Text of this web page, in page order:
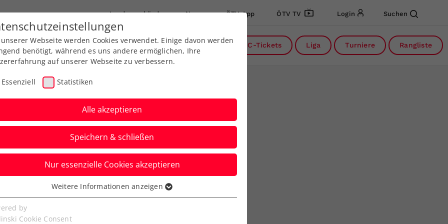
Landesverbände News ÖTV App ÖTV TV Login Suchen
Ausbildung Services Über uns DC-Tickets Liga Turniere Rangliste
Miedler schrammen
Webseite werden Cookies verwendet. Einige davon werden
benötigt, während es uns andere ermöglichen, Ihre
auf unserer Webseite zu verbessern.
Essenziell Statistiken
Alle akzeptieren
Speichern & schließen
Nur essenzielle Cookies akzeptieren
Cookies werden für grundlegende Funktionen der
benötigt. Dadurch ist gewährleistet, dass die Webseite
Weitere Informationen anzeigen
by
Cookie Consent